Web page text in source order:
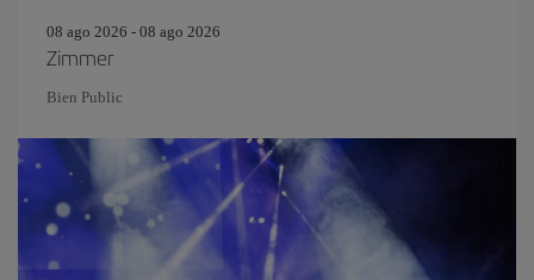
08 ago 2026 - 08 ago 2026
Zimmer
Bien Public